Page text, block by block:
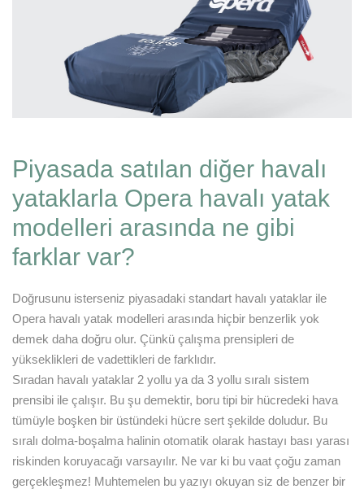
Piyasada satılan diğer havalı
yataklarla Opera havalı yatak
modelleri arasında ne gibi
farklar var?
Doğrusunu isterseniz piyasadaki standart havalı yataklar ile
Opera havalı yatak modelleri arasında hiçbir benzerlik yok
demek daha doğru olur. Çünkü çalışma prensipleri de
yükseklikleri de vadettikleri de farklıdır.
Sıradan havalı yataklar 2 yollu ya da 3 yollu sıralı sistem
prensibi ile çalışır. Bu şu demektir, boru tipi bir hücredeki hava
tümüyle boşken bir üstündeki hücre sert şekilde doludur. Bu
sıralı dolma-boşalma halinin otomatik olarak hastayı bası yarası
riskinden koruyacağı varsayılır. Ne var ki bu vaat çoğu zaman
gerçekleşmez! Muhtemelen bu yazıyı okuyan siz de benzer bir